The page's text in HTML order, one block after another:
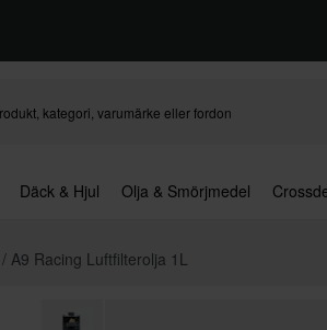
Däck & Hjul Olja & Smörjmedel
A9 Racing Luftfilterolja 1L